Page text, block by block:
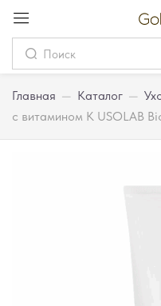
Главная — Каталог —
с витамином К USOLAB
Password
Запомнить меня